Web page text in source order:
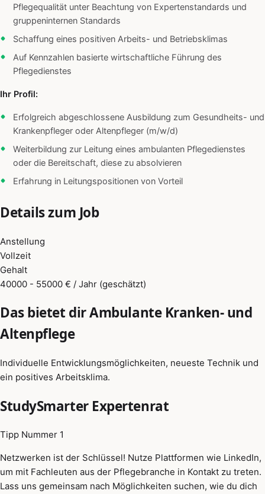
Pflegequalität unter Beachtung von Expertenstandards und
gruppeninternen Standards
Schaffung eines positiven Arbeits- und Betriebsklimas
Auf Kennzahlen basierte wirtschaftliche Führung des
Pflegedienstes
Ihr Profil:
Erfolgreich abgeschlossene Ausbildung zum Gesundheits- und
Krankenpfleger oder Altenpfleger (m/w/d)
Weiterbildung zur Leitung eines ambulanten Pflegedienstes
oder die Bereitschaft, diese zu absolvieren
Erfahrung in Leitungspositionen von Vorteil
Details zum Job
Anstellung
Vollzeit
Gehalt
40000 - 55000 € / Jahr (geschätzt)
Das bietet dir Ambulante Kranken- und
Altenpflege
Individuelle Entwicklungsmöglichkeiten, neueste Technik und
ein positives Arbeitsklima.
StudySmarter Expertenrat
Tipp Nummer 1
Netzwerken ist der Schlüssel! Nutze Plattformen wie LinkedIn,
um mit Fachleuten aus der Pflegebranche in Kontakt zu treten.
Lass uns gemeinsam nach Möglichkeiten suchen, wie du dich